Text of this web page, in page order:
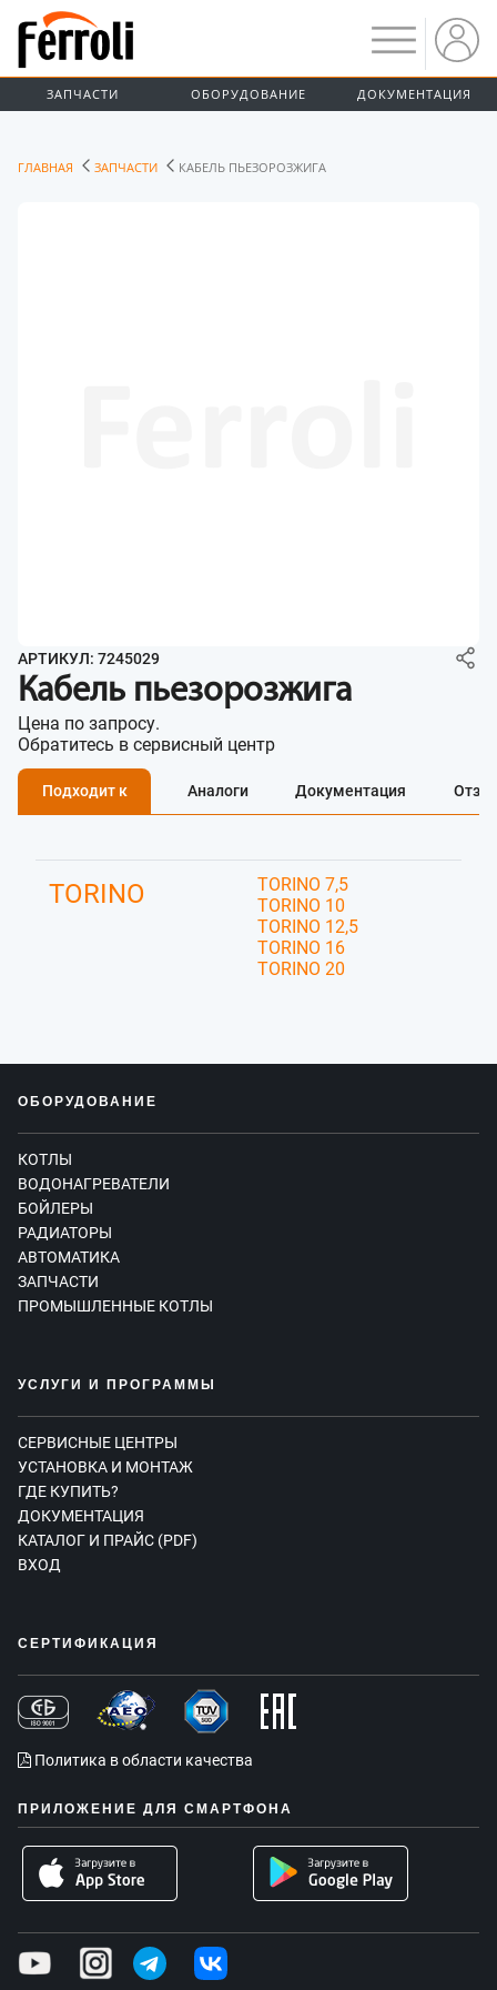
ЗАПЧАСТИ ОБОРУДОВАНИЕ ДОКУМЕНТАЦИЯ
ГЛАВНАЯ ЗАПЧАСТИ КАБЕЛЬ ПЬЕЗОРОЗЖИГА
АРТИКУЛ: 7245029
Кабель пьезорозжига
Цена по запросу.
Обратитесь в сервисный центр
Подходит к Аналоги Документация
TORINO
TORINO 7,5
TORINO 10
TORINO 12,5
TORINO 16
TORINO 20
ОБОРУДОВАНИЕ
КОТЛЫ
ВОДОНАГРЕВАТЕЛИ
БОЙЛЕРЫ
РАДИАТОРЫ
АВТОМАТИКА
ЗАПЧАСТИ
ПРОМЫШЛЕННЫЕ КОТЛЫ
УСЛУГИ И ПРОГРАММЫ
СЕРВИСНЫЕ ЦЕНТРЫ
УСТАНОВКА И МОНТАЖ
ГДЕ КУПИТЬ?
ДОКУМЕНТАЦИЯ
КАТАЛОГ И ПРАЙС (PDF)
ВХОД
СЕРТИФИКАЦИЯ
Политика в области качества
ПРИЛОЖЕНИЕ ДЛЯ СМАРТФОНА